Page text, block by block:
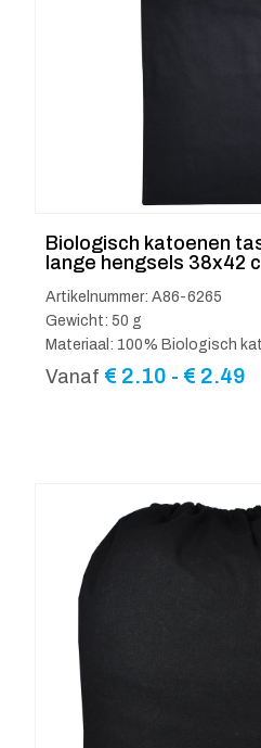
Biologisch katoenen
lange hengsels 38x42
Artikelnummer: A86-6265
Gewicht: 50 g
Materiaal: 100% Biologisch
Vanaf € 2.10 - € 2.49